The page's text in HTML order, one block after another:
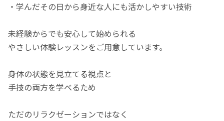
・学んだその日から身近な人にも活かしやすい技術
未経験からでも安心して始められる
やさしい体験レッスンをご用意しています。
身体の状態を見立てる視点と
手技の両方を学べるため
ただのリラクゼーションではなく